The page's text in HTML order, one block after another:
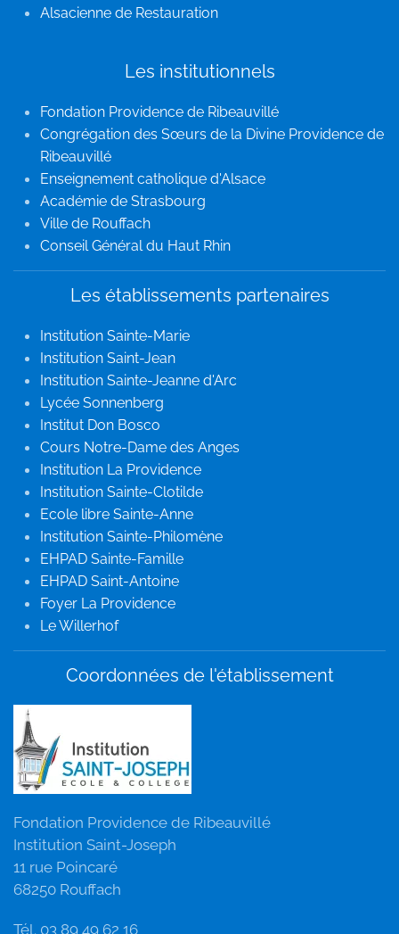
Alsacienne de Restauration
Les institutionnels
Fondation Providence de Ribeauvillé
Congrégation des Sœurs de la Divine Providence de
Ribeauvillé
Enseignement catholique d'Alsace
Académie de Strasbourg
Ville de Rouffach
Conseil Général du Haut Rhin
Les établissements partenaires
Institution Sainte-Marie
Institution Saint-Jean
Institution Sainte-Jeanne d'Arc
Lycée Sonnenberg
Institut Don Bosco
Cours Notre-Dame des Anges
Institution La Providence
Institution Sainte-Clotilde
Ecole libre Sainte-Anne
Institution Sainte-Philomène
EHPAD Sainte-Famille
EHPAD Saint-Antoine
Foyer La Providence
Le Willerhof
Coordonnées de l'établissement
Fondation Providence de Ribeauvillé
Institution Saint-Joseph
11 rue Poincaré
68250 Rouffach
Tél. 03 89 49 62 16